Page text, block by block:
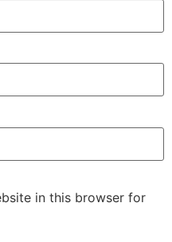
in this browser for